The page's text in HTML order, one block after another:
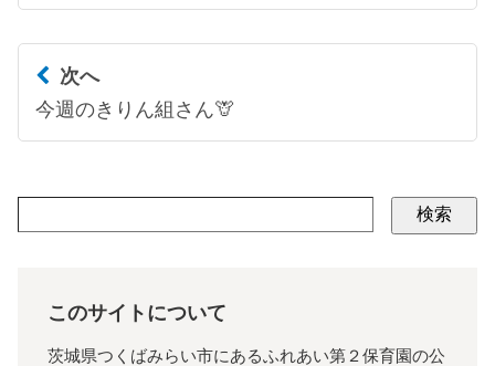
次へ
今週のきりん組さん🦒
検索
このサイトについて
茨城県つくばみらい市にあるふれあい第２保育園の公